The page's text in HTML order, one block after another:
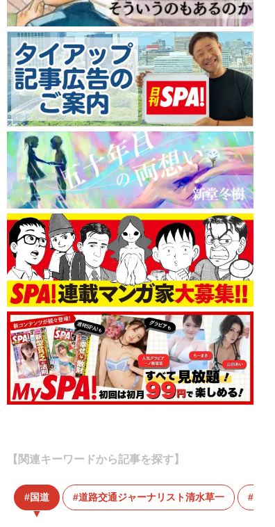
【関連キーワードから記事を探す】
国道 道路交通ジャーナリスト清水草一